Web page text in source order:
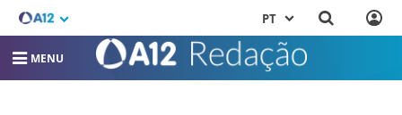
PT
MENU